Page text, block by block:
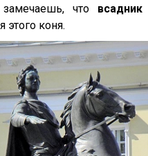
что всадник
этого коня.